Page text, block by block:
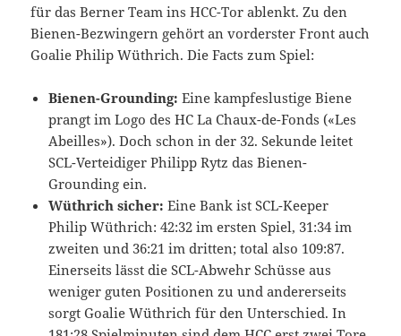
für das Berner Team ins HCC-Tor ablenkt. Zu den
Bienen-Bezwingern gehört an vorderster Front auch
Goalie Philip Wüthrich. Die Facts zum Spiel:
Bienen-Grounding:Eine kampfeslustige Biene
prangt im Logo des HC La Chaux-de-Fonds («Les
Abeilles»). Doch schon in der 32. Sekunde leitet
SCL-Verteidiger Philipp Rytz das Bienen-
Grounding ein.
Wüthrich sicher:Eine Bank ist SCL-Keeper
Philip Wüthrich: 42:32 im ersten Spiel, 31:34 im
zweiten und 36:21 im dritten; total also 109:87.
Einerseits lässt die SCL-Abwehr Schüsse aus
weniger guten Positionen zu und andererseits
sorgt Goalie Wüthrich für den Unterschied. In